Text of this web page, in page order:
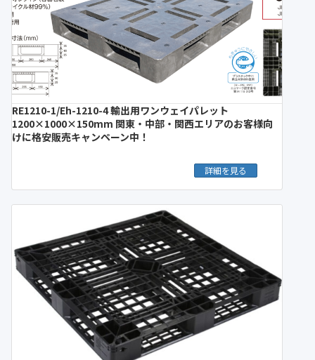
RE1210-1/Eh-1210-4 輸出用ワンウェイパレット
1200×1000×150mm 関東・中部・関西エリアのお客様向
けに格安販売キャンペーン中！
詳細を見る